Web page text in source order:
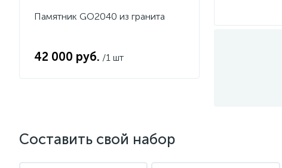
Памятник GO2040 из гранита
42 000 руб. /1 шт
Составить свой набор